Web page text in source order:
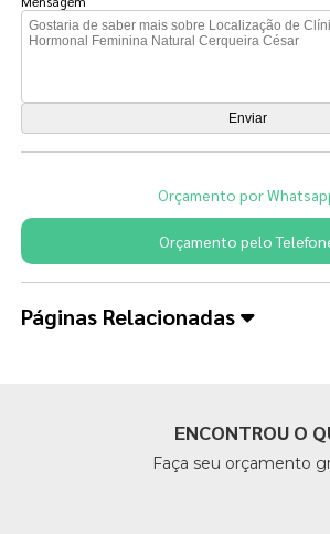
Orçamento por
Orçamento pelo
Páginas Relacionadas
ENCONTROU O
Faça seu orçamento